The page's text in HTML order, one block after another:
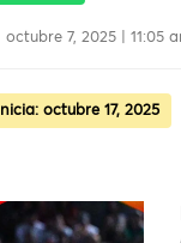
octubre 7, 2025 | 11:05
Inicia: octubre 17, 2025